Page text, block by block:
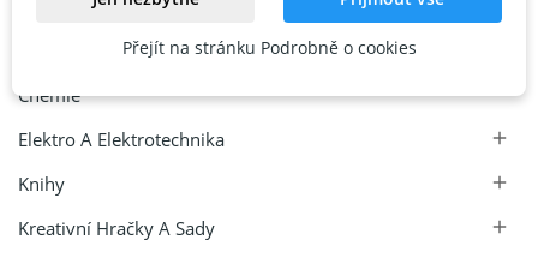
Archeologie A Paleontologie
Chemie
Elektro A Elektrotechnika

Knihy 
Kreativní Hračky A Sady 
Přejít na stránku Podrobně o cookies